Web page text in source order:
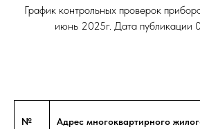
График контрольных проверок
июнь 2025г. Дата публикации
№
Адрес многоквартирного